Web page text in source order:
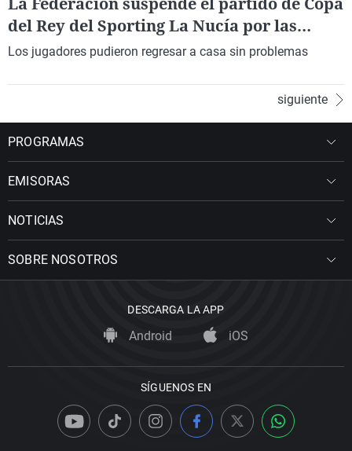
del Rey del Sporting La Nucía por las
lluvias
Los jugadores pudieron regresar a casa sin problemas
siguiente
PROGRAMAS
EMISORAS
NOTICIAS
SOBRE NOSOTROS
DESCARGA LA APP
Android iOS
SÍGUENOS EN